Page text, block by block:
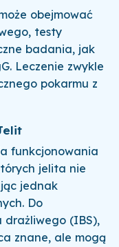
obejmować
testy
badania, jak
Leczenie zwykle
pokarmu z
funkcjonowania
jelita nie
jednak
Do
drażliwego (IBS),
znane, ale mogą